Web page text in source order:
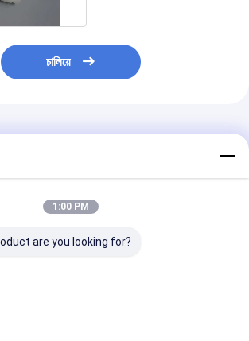
চালিয়ে
1:00 PM
are you looking for?